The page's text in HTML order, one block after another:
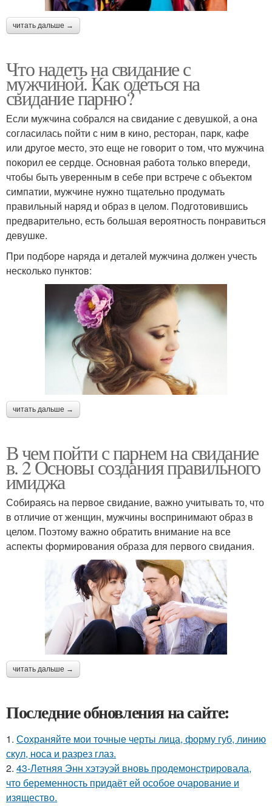
читать дальше →
Что надеть на свидание с
мужчиной. Как одеться на
свидание парню?
Если мужчина собрался на свидание с девушкой, а она
согласилась пойти с ним в кино, ресторан, парк, кафе
или другое место, это еще не говорит о том, что мужчина
покорил ее сердце. Основная работа только впереди,
чтобы быть уверенным в себе при встрече с объектом
симпатии, мужчине нужно тщательно продумать
правильный наряд и образ в целом. Подготовившись
предварительно, есть большая вероятность понравиться
девушке.
При подборе наряда и деталей мужчина должен учесть
несколько пунктов:
читать дальше →
В чем пойти с парнем на свидание
в. 2 Основы создания правильного
имиджа
Собираясь на первое свидание, важно учитывать то, что
в отличие от женщин, мужчины воспринимают образ в
целом. Поэтому важно обратить внимание на все
аспекты формирования образа для первого свидания.
читать дальше →
Последние обновления на сайте:
1. Сохраняйте мои точные черты лица, форму губ, линию
скул, носа и разрез глаз.
2. 43-Летняя Энн хэтэуэй вновь продемонстрировала,
что беременность придаёт ей особое очарование и
изящество.